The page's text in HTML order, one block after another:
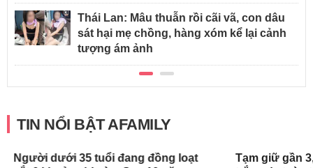
Thái Lan: Mâu thuẫn rồi cãi vã, con dâu
sát hại mẹ chồng, hàng xóm kể lại cảnh
tượng ám ảnh
TIN NỔI BẬT AFAMILY